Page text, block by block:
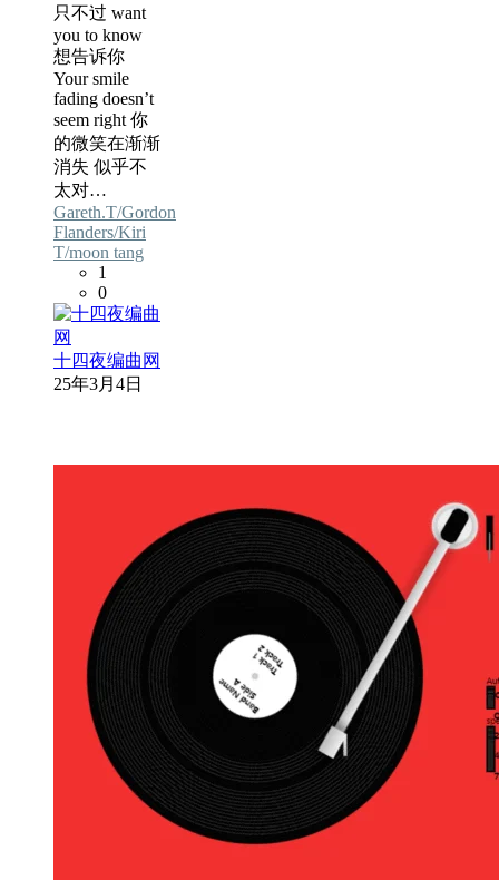
只不过 want
you to know
想告诉你
Your smile
fading doesn’t
seem right 你
的微笑在渐渐
消失 似乎不
太对…
Gareth.T/Gordon
Flanders/Kiri
T/moon tang
1
0
十四夜编曲网
25年3月4日